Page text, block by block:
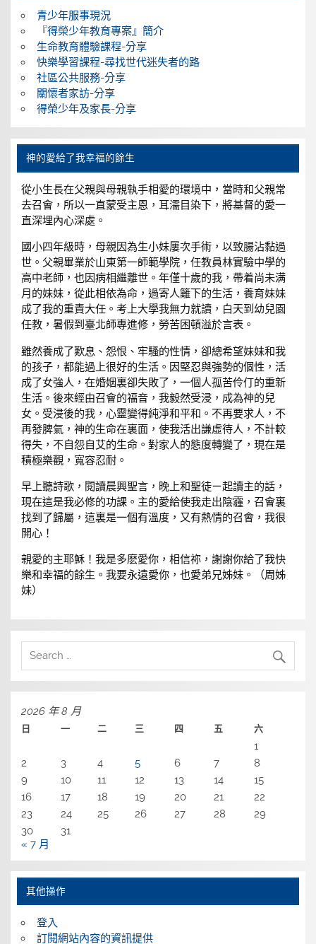
青少年服事現況
『得榮少年教育專案』簡介
生命教育體驗課程-分享
快樂學習課程-尋找世代迷失者的路
社區公共服務-分享
關懷者家訪-分享
得榮少年及家長-分享
神的愛給了我幸福的餘生
從小生長在父親與母親執手相愛的環境中，當時和父親常
去召會，所以一直蒙受主恩，耳濡目染下，將基督的愛一
直深埋內心深處。
國小四年級時，母親因為生小妹屢次手術，以致腸沾黏過
世。父親畢業於山東第一師範學院，任教員林實驗中學的
高中老師，也因病相繼離世。年僅十歲的我，帶着尚未满
月的妹妹，從此相依為命，過寄人籬下的生活，養育妹妹
成了我的重責大任。考上大學我無力就讀，白天到幼兒園
任教，暑假到臺北師專進修，勞苦困頓溢於言表。
雖然養成了歎息、怨恨、牢騷的性情，卻總希望妹妹和我
的孩子，都能過上很好的生活。因堅忍與強勢的個性，活
成了女強人，在婚姻裏卻失敗了，一個人孤苦伶仃的重新
生活。後來經由召會的福音，我毅然受浸，成為神的兒
女。受浸後的我，心靈變得純淨和平和。不再要求人，不
再發脾氣，神的生命在裏面，使我活出謙虛待人，不計較
得失，不自怨自艾的生命。對家人的態度轉變了，現在是
積極樂觀，寬容忍耐。
早上聽詩歌，閱讀晨興聖言，晚上和聖徒ㄧ起讀主的話，
現在這是我必修的功課。主的愛給使我走出陰霾，召會裏
找到了歸屬，這裏是一個有溫度，又有熱情的召會，我很
開心！
親愛的主耶穌！我是多麽愛你，相信祢，謝謝你給了我快
樂和幸福的餘生。我要永遠愛你，也愛弟兄姊妹。（周姊
妹）
2026 年 8 月
日 一 二 三 四 五 六
1
2
3 4 5 6 7
8
9
10 11 12 13 14
15
16
17 18 19 20 21
22
23
24 25 26 27 28
29
30
31
« 7 月
其他操作
登入
訂閱網站內容的資訊提供